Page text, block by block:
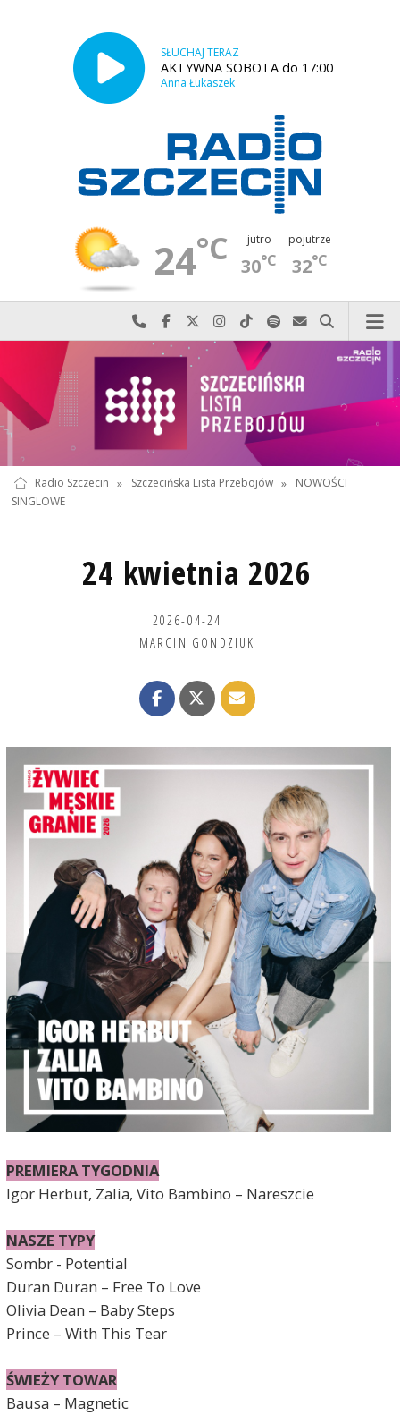
SŁUCHAJ TERAZ
AKTYWNA SOBOTA do 17:00
Anna Łukaszek
24°C jutro
30°C
pojutrze
32°C
Najlepiej po prostu do nas zadzwoń
Odwiedź nas na Facebook-u
Odwiedź nas na X
Odwiedź nas na Instagram-ie
Odwiedź nas na TikTok-u
Szukaj nas na Spotify
Wyślij do nas
Szukaj
Radio Szczecin » Szczecińska Lista Przebojów »
NOWOŚCI
SINGLOWE
24 kwietnia 2026
2026-04-24
MARCIN GONDZIUK
PREMIERA TYGODNIA
Igor Herbut, Zalia, Vito Bambino – Nareszcie
NASZE TYPY
Sombr - Potential
Duran Duran – Free To Love
Olivia Dean – Baby Steps
Prince – With This Tear
ŚWIEŻY TOWAR
Bausa – Magnetic